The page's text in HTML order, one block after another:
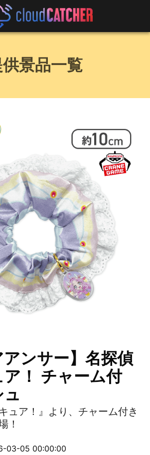
景品一覧
アンサー】名探偵
！ チャーム付
ュア！』より、チャーム付き
！
03-05 00:00:00